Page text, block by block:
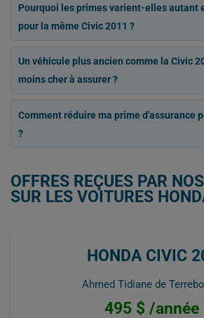
Pourquoi les primes varient-elles autant
pour la même Civic 2011 ?
Un véhicule plus ancien comme la Civic
moins cher à assurer ?
Comment réduire ma prime d'assurance
?
OFFRES REÇUES PAR
SUR LES VOITURES
HONDA CIVIC
Ahmed Tidiane de
495 $ /année